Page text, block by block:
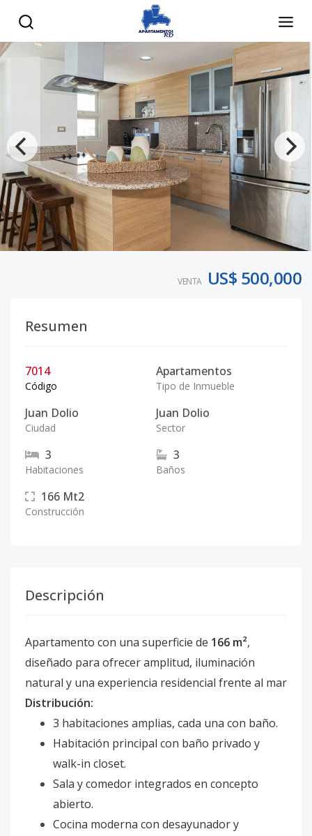
VENTA US$ 500,000
Resumen
7014
Código
Apartamentos
Tipo de Inmueble
Juan Dolio
Ciudad
Juan Dolio
Sector
3
Habitaciones
3
Baños
166 Mt2
Construcción
Descripción
Apartamento con una superficie de 166 m²,
diseñado para ofrecer amplitud, iluminación
natural y una experiencia residencial frente al mar
Distribución:
3 habitaciones amplias, cada una con baño.
Habitación principal con baño privado y
walk-in closet.
Sala y comedor integrados en concepto
abierto.
Cocina moderna con desayunador y